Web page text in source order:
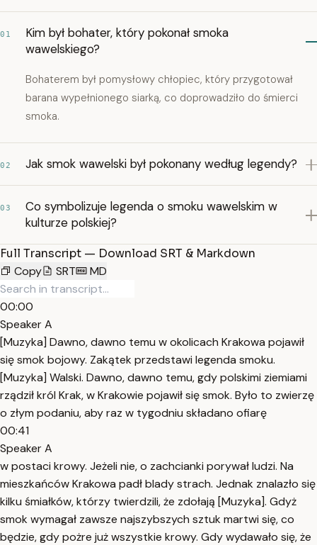
01
Kim był bohater, który pokonał smoka
wawelskiego?
Bohaterem był pomysłowy chłopiec, który przygotował
barana wypełnionego siarką, co doprowadziło do śmierci
smoka.
02 Jak smok wawelski był pokonany według legendy?
03
Co symbolizuje legenda o smoku wawelskim w
kulturze polskiej?
Full Transcript — Download SRT & Markdown
Copy
SRT MD
00:00
Speaker A
[Muzyka] Dawno, dawno temu w okolicach Krakowa pojawił
się smok bojowy. Zakątek przedstawi legenda smoku.
[Muzyka] Walski. Dawno, dawno temu, gdy polskimi ziemiami
rządził król Krak, w Krakowie pojawił się smok. Było to zwierzę
o złym podaniu, aby raz w tygodniu składano ofiarę
00:41
Speaker A
w postaci krowy. Jeżeli nie, o zachcianki porywał ludzi. Na
mieszkańców Krakowa padł blady strach. Jednak znalazło się
kilku śmiałków, którzy twierdzili, że zdołają [Muzyka]. Gdyż
smok wymagał zawsze najszybszych sztuk martwi się, co
będzie, gdy pożre już wszystkie krowy. Gdy wydawało się, że